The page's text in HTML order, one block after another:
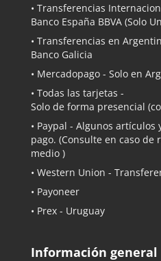
• Transferencias
Banco España BBVA (Solo
• Transferencias en
Banco Galicia
• Mercadopago - Solo en
• Todas las tarjetas -
Solo de forma presencial
• Paypal - Algunos artículos
pago. (Consulte en caso
medio )
• Western Union -
• Payoneer
• Prex - Uruguay
Información general